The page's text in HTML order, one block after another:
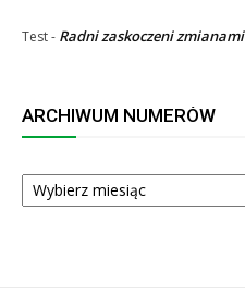
Test- Radni zaskoczeni
ARCHIWUM NUMERÓW
ARCHIWUM
NUMERÓW